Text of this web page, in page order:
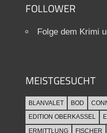
FOLLOWER
Folge dem Krimi
MEISTGESUCHT
BLANVALET BOD
EDITION OBERKASSEL
ERMITTLUNG
FISCHER